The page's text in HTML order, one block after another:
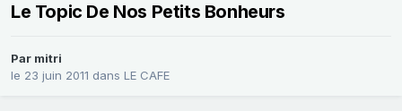
Le Topic De Nos Petits Bonheurs
Par mitri
le 23 juin 2011 dans LE CAFE